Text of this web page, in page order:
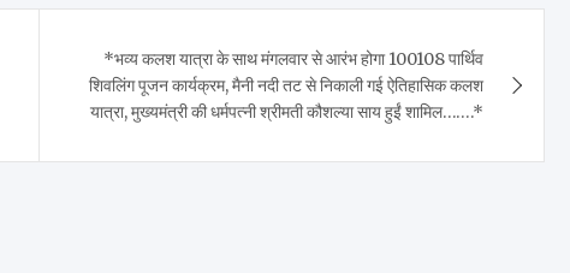
*भव्य कलश यात्रा के साथ मंगलवार से आरंभ होगा 100108 पार्थिव
शिवलिंग पूजन कार्यक्रम, मैनी नदी तट से निकाली गई ऐतिहासिक कलश
यात्रा, मुख्यमंत्री की धर्मपत्नी श्रीमती कौशल्या साय हुईं शामिल…….*